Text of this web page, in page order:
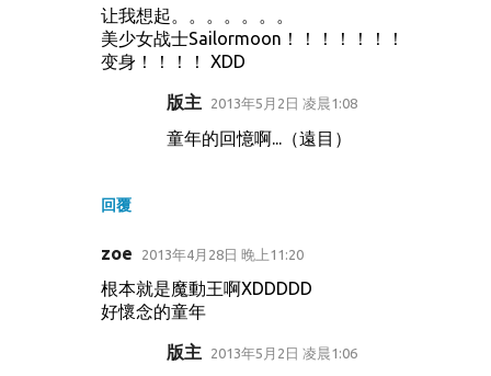
让我想起。。。。。。。
美少女战士Sailormoon！！！！！！！
变身！！！！ XDD
回覆
版主 2013年5月2日 凌晨1:08
童年的回憶啊...（遠目）
zoe 2013年4月28日 晚上11:20
根本就是魔動王啊XDDDDD
好懷念的童年
版主 2013年5月2日 凌晨1:06